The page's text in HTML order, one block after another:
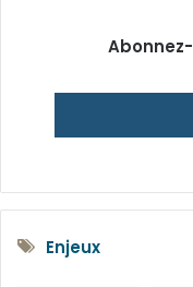
Enjeux